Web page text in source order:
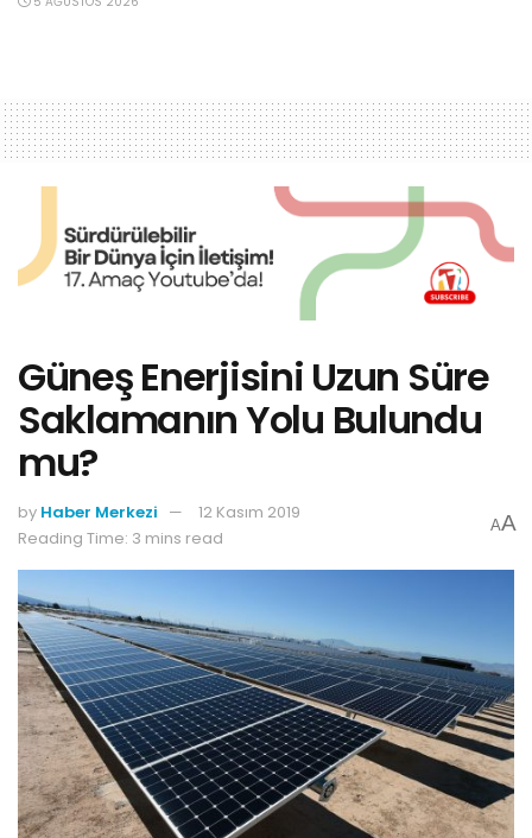
Güneş Enerjisini Uzun Süre
Saklamanın Yolu Bulundu
mu?
by Haber Merkezi
12 Kasım 2019
Reading Time: 3 mins read
AA